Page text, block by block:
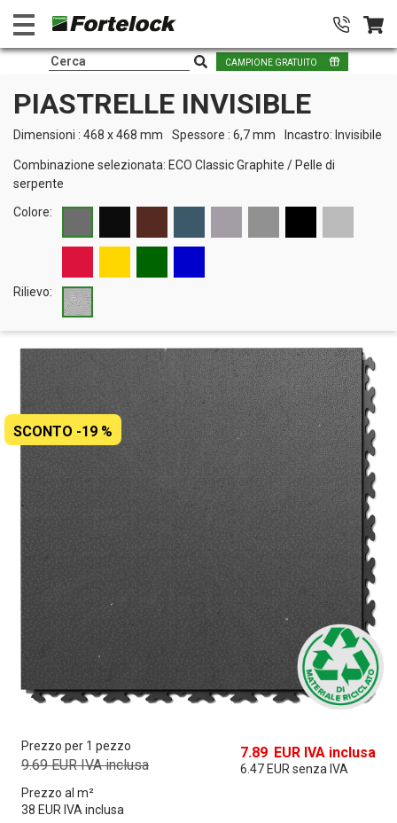
CAMPIONE GRATUITO
PIASTRELLE INVISIBLE
Dimensioni : 468 x 468 mm Spessore : 6,7 mm Incastro: Invisibile
Combinazione selezionata: ECO Classic Graphite / Pelle di
serpente
Colore:
Rilievo:
SCONTO -19 %
Prezzo per 1 pezzo
9.69 EUR IVA inclusa
Prezzo al m²
38 EUR IVA inclusa
7.89 EUR IVA inclusa
6.47 EUR senza IVA